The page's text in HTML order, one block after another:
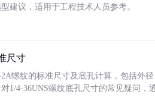
建议，适用于工程技术人员参考。
尺寸
螺纹的标准尺寸及底孔计算，包括外
对1/4-36UNS螺纹底孔尺寸的常见疑问